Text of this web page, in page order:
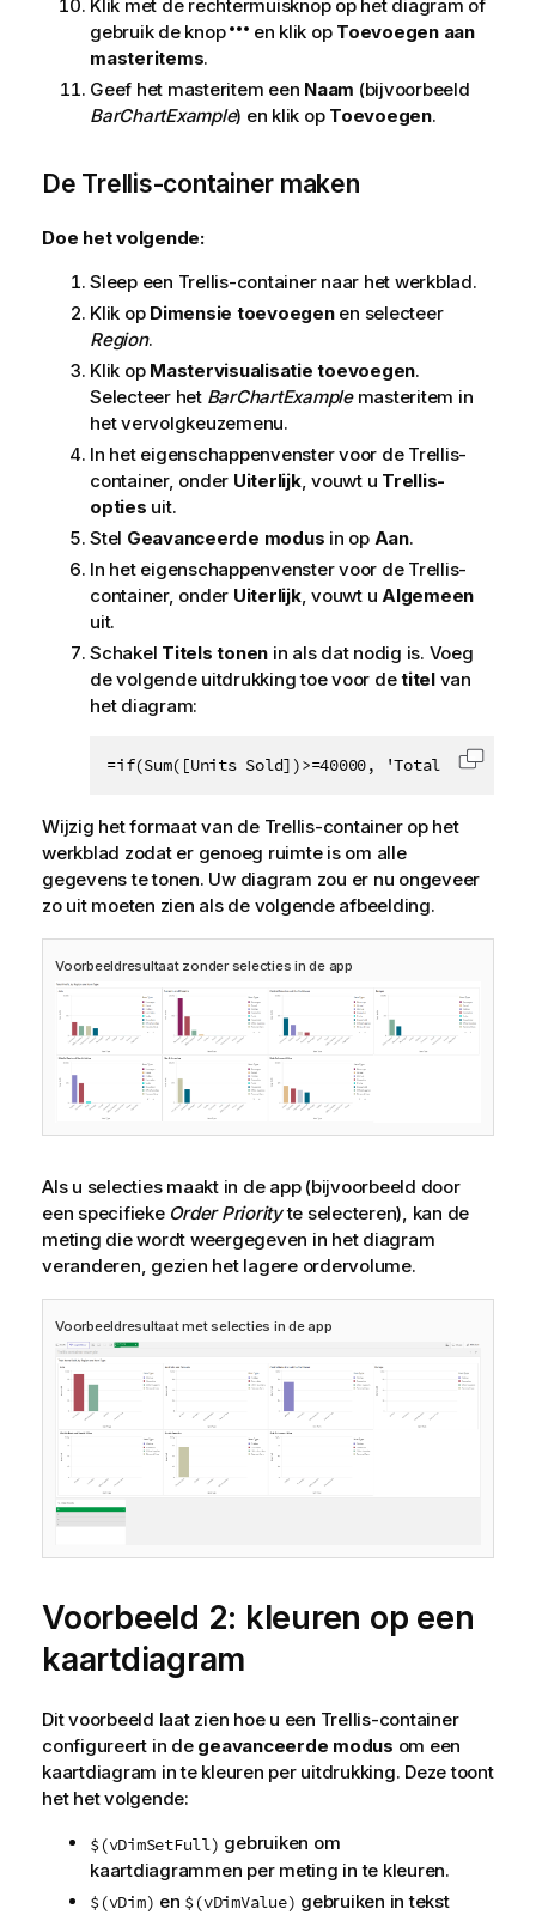
Klik met de rechtermuisknop op het diagram of
gebruik de knop
en klik op Toevoegen aan
masteritems.
Geef het masteritem een Naam (bijvoorbeeld
BarChartExample) en klik op Toevoegen.
De Trellis-container maken
Doe het volgende:
Sleep een Trellis-container naar het werkblad.
Klik op Dimensie toevoegenen selecteer
Region.
Klik op Mastervisualisatie toevoegen.
Selecteer het BarChartExamplemasteritem in
het vervolgkeuzemenu.
In het eigenschappenvenster voor de Trellis-
container, onder Uiterlijk, vouwt u Trellis-
opties uit.
Stel Geavanceerde modus in op Aan.
In het eigenschappenvenster voor de Trellis-
container, onder Uiterlijk, vouwt u Algemeen
uit.
Schakel Titels tonen in als dat nodig is. Voeg
de volgende uitdrukking toe voor detitelvan
het diagram:
=if(Sum([Units Sold])>=40000, 'Total Profit,
Code
Wijzig het formaat van de Trellis-container op het
werkblad zodat er genoeg ruimte is om alle
gegevens te tonen. Uw diagram zou er nu ongeveer
zo uit moeten zien als de volgende afbeelding.
Voorbeeldresultaat zonder selecties in de app
Als u selecties maakt in de app (bijvoorbeeld door
een specifieke Order Priorityte selecteren), kan de
meting die wordt weergegeven in het diagram
veranderen, gezien het lagere ordervolume.
Voorbeeldresultaat met selecties in de app
Voorbeeld 2: kleuren op een
kaartdiagram
Dit voorbeeld laat zien hoe u een Trellis-container
configureert in de geavanceerde modus om een
kaartdiagram in te kleuren per uitdrukking. Deze toont
het het volgende:
$(vDimSetFull) gebruiken om
kaartdiagrammen per meting in te kleuren.
$(vDim) en $(vDimValue) gebruiken in tekst